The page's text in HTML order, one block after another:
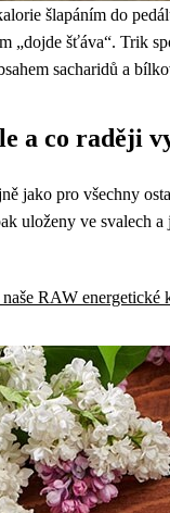
šlapáním do
„dojde šťáva“. Trik
sacharidů a
a co raději
jako pro všechny
uloženy ve svalech
RAW energetické